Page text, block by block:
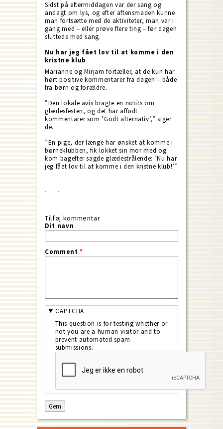
Sidst på eftermiddagen var der sang og
andagt om lys, og efter aftensmaden kunne
man fortsætte med de aktiviteter, man var i
gang med – eller prøve flere ting – før dagen
sluttede med sang.
Nu har jeg fået lov til at komme i den
kristne klub
Marianne og Mirjam fortæller, at de kun har
hørt positive kommentarer fra dagen – både
fra børn og forældre.
”Den lokale avis bragte en notits om
glædesfesten, og det har affødt
kommentarer som ’Godt alternativ’,” siger
de.
”En pige, der længe har ønsket at komme i
børneklubben, fik lokket sin mor med og
kom bagefter sagde glædestrålende: ’Nu har
jeg fået lov til at komme i den kristne klub!’”
Tilføj kommentar
Dit navn
Comment*
CAPTCHA
This question is for testing whether or
not you are a human visitor and to
prevent automated spam
submissions.